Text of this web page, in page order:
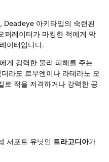
Deadeye 아키타입의 숙련된
퍼레이터가 마킹한 적에게 막
이터입니다.
게 강력한 물리 피해를 주는
라도 르무엔이나 라테라노 오
로 적을 저격하거나 강력한 공
서포트 유닛인 트라고디아가